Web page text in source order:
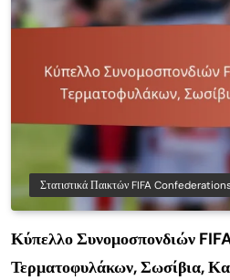
Στατιστικά Παικτών FIFA
Κύπελλο Συνομοσπονδιών
Τερματοφυλάκων, Σωσίβια,